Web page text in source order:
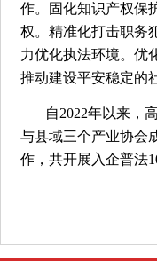
作。固化知识产权保
权。精准化打击职务
力优化执法环境。优
推动建设平安稳定的
自2022年以来，
与县域三个产业协会
作，共开展入企普法